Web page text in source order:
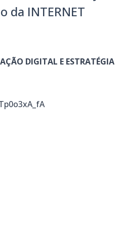
da INTERNET
DIGITAL E ESTRATÉGIA